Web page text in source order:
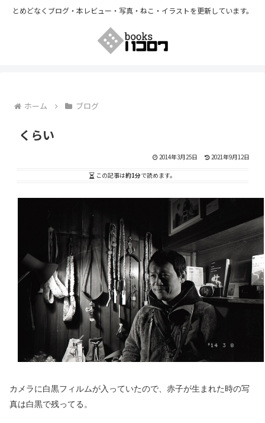
とめどなくブログ・本レビュー・写真・ねこ・イラストを更新しています。
ホーム ブログ
くらい
2014年3月25日 2021年9月12日
この記事は約1分で読めます。
カメラに白黒フィルムが入っていたので、赤子が生まれた時の写
真は白黒で残ってる。